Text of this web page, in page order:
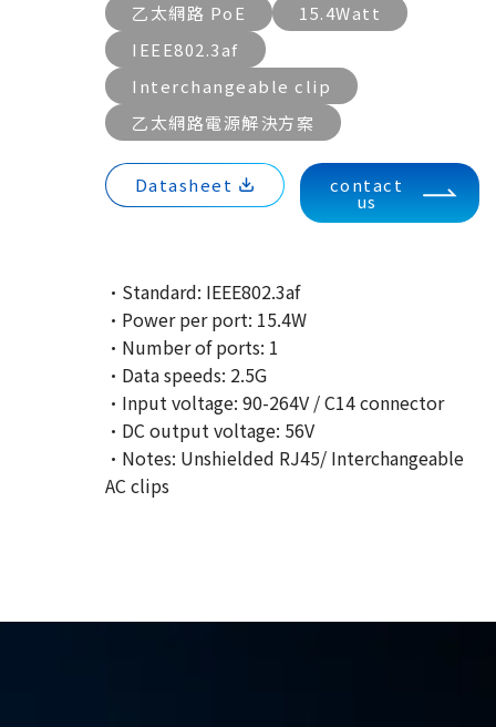
乙太網路 PoE
15.4Watt
IEEE802.3af
Interchangeable clip
乙太網路電源解決方案
Datasheet contact
us
·Standard: IEEE802.3af
·Power per port: 15.4W
·Number of ports: 1
·Data speeds: 2.5G
·Input voltage: 90-264V / C14 connector
·DC output voltage: 56V
·Notes: Unshielded RJ45/ Interchangeable
AC clips